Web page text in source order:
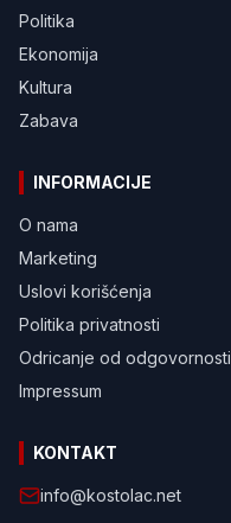
Politika
Ekonomija
Kultura
Zabava
INFORMACIJE
O nama
Marketing
Uslovi korišćenja
Politika privatnosti
Odricanje od odgovornosti
Impressum
KONTAKT
info@kostolac.net